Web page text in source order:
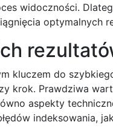
widoczności.
optymalnych
kluczem do
krok. Prawdziwa
aspekty
indeksowania,